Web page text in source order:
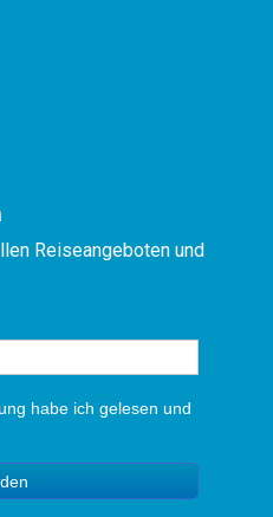
Reiseangeboten und
habe ich gelesen und